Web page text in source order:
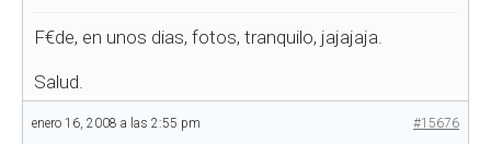
F€de, en unos dias, fotos, tranquilo, jajajaja.
Salud.
enero 16, 2008 a las 2:55 pm #15676